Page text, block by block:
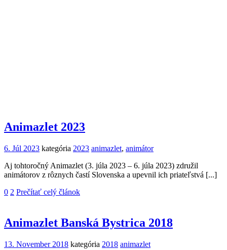
Animazlet 2023
6. Júl 2023 kategória 2023 animazlet, animátor
Aj tohtoročný Animazlet (3. júla 2023 – 6. júla 2023) združil
animátorov z rôznych častí Slovenska a upevnil ich priateľstvá [...]
0 2 Prečítať celý článok
Animazlet Banská Bystrica 2018
13. November 2018 kategória 2018 animazlet